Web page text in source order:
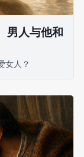
男人与他和
女人？